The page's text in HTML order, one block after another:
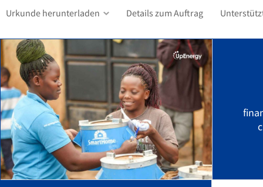
Urkunde herunterladen Details zum Auftrag